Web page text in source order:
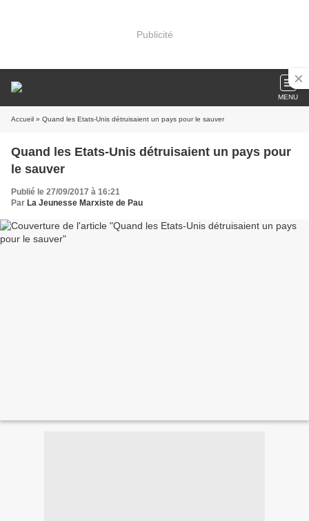
Publicité
MENU
Accueil » Quand les Etats-Unis détruisaient un pays pour le sauver
Quand les Etats-Unis détruisaient un pays pour
le sauver
Publié le 27/09/2017 à 16:21
Par La Jeunesse Marxiste de Pau